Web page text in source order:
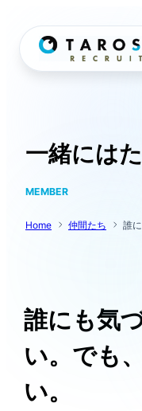
一緒には
MEMBER
Home 仲間たち 誰
誰にも気
い。でも
い。